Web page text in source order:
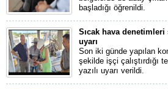
başladığı öğrenildi.
Sıcak hava denetimleri
uyarı
Son iki günde yapılan
şekilde işçi çalıştırdığı
yazılı uyarı verildi.